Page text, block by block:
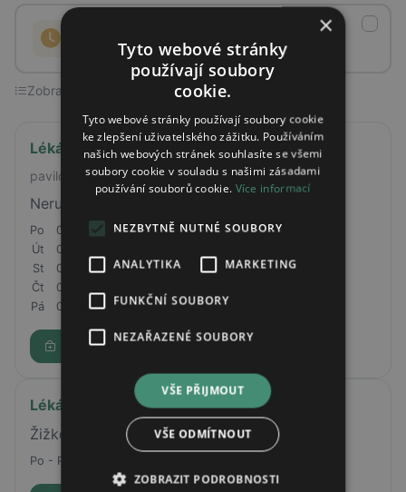
Lékárna lék objedná a připraví
Zobrazeno 2 ze 2 lékáren
Lékárna Nemocnice Šumperk
pavilon R
Nerudova 640/41, 787 01 Šumperk
Po
07:30 - 16:00
Út
07:30 - 16:00
St
07:30 - 16:00
Čt
07:30 - 16:00
Pá
07:30 - 16:00
Rezervovat
Lékárna AVE
Žižkova 241/14, Zábřeh, 78901
Po - Pá
×
Tyto webové stránky
používají soubory
cookie.
Tyto webové stránky používají soubory cookie
ke zlepšení uživatelského zážitku. Používáním
našich webových stránek souhlasíte se všemi
soubory cookie v souladu s našimi zásadami
používání souborů cookie. Více informací
NEZBYTNĚ NUTNÉ SOUBORY
ANALYTIKA MARKETING
FUNKČNÍ SOUBORY
NEZAŘAZENÉ SOUBORY
VŠE PŘIJMOUT
VŠE ODMÍTNOUT
ZOBRAZIT PODROBNOSTI